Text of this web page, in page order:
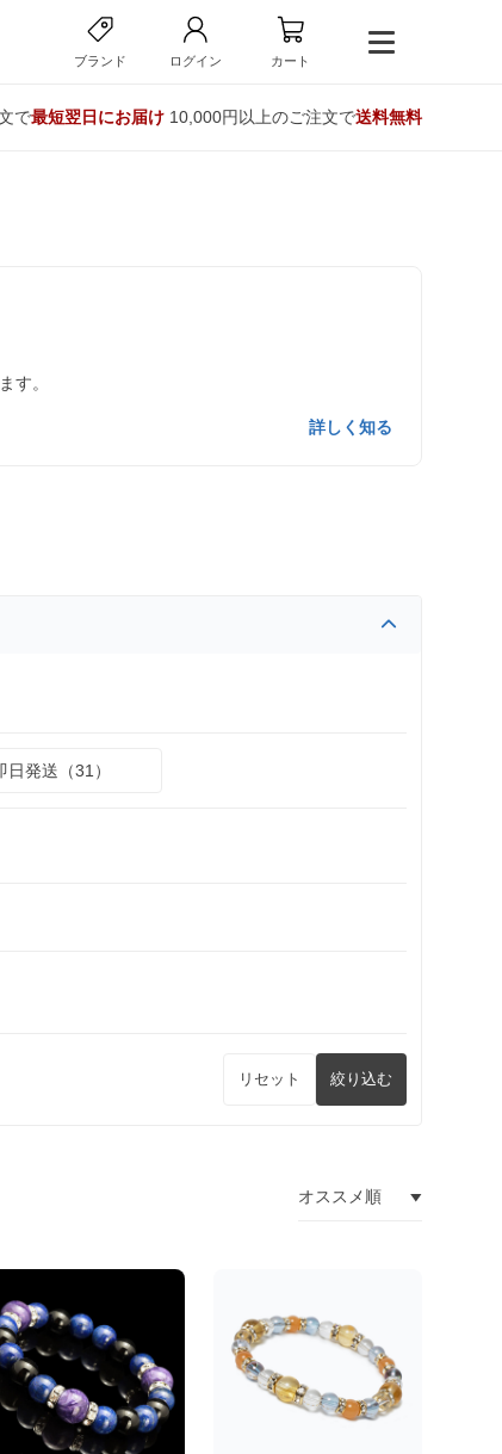
ブランド ログイン カート
で最短翌日にお届け10,000円以上のご注文で送料無料
す。
詳しく知る
日発送（31）
リセット 絞り込む